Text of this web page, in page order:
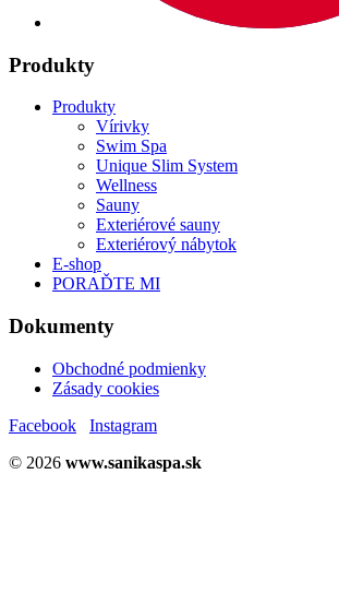
Produkty
Produkty
Vírivky
Swim Spa
Unique Slim System
Wellness
Sauny
Exteriérové sauny
Exteriérový nábytok
E-shop
PORAĎTE MI
Dokumenty
Obchodné podmienky
Zásady cookies
Facebook
Instagram
© 2026 www.sanikaspa.sk